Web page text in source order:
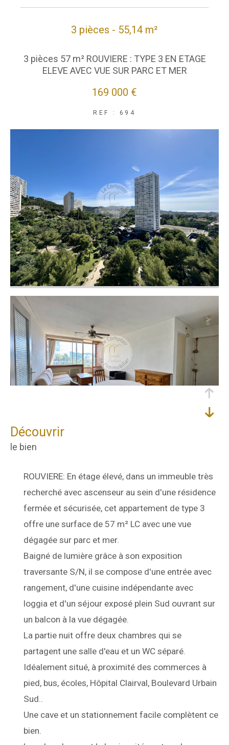
3 pièces - 55,14 m²
3 pièces 57 m² ROUVIERE : TYPE 3 EN ETAGE
ELEVE AVEC VUE SUR PARC ET MER
169 000 €
REF : 694
découvrir
le bien
ROUVIERE: En étage élevé, dans un immeuble très
recherché avec ascenseur au sein d'une résidence
fermée et sécurisée, cet appartement de type 3
offre une surface de 57 m² LC avec une vue
dégagée sur parc et mer.
Baigné de lumière grâce à son exposition
traversante S/N, il se compose d'une entrée avec
rangement, d'une cuisine indépendante avec
loggia et d'un séjour exposé plein Sud ouvrant sur
un balcon à la vue dégagée.
La partie nuit offre deux chambres qui se
partagent une salle d'eau et un WC séparé.
Idéalement situé, à proximité des commerces à
pied, bus, écoles, Hôpital Clairval, Boulevard Urbain
Sud..
Une cave et un stationnement facile complètent ce
bien.